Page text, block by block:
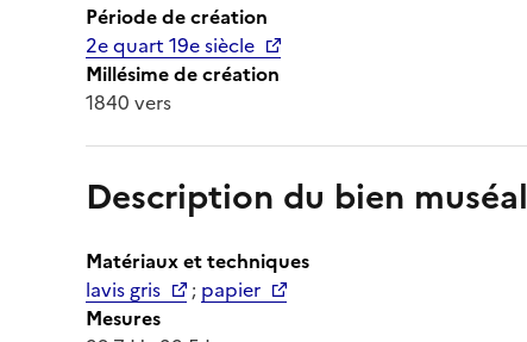
Période de création
2e quart 19e siècle
Millésime de création
1840 vers
Description du bien muséal
Matériaux et techniques
lavis gris
; papier
Mesures